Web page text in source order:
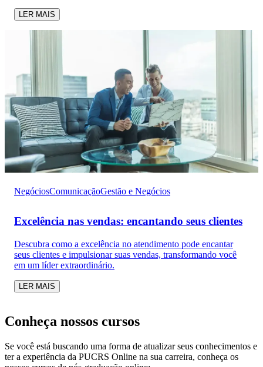
LER MAIS
NegóciosComunicaçãoGestão e Negócios
Excelência nas vendas: encantando seus clientes
Descubra como a excelência no atendimento pode encantar
seus clientes e impulsionar suas vendas, transformando você
em um líder extraordinário.
LER MAIS
Conheça nossos cursos
Se você está buscando uma forma de atualizar seus conhecimentos e
ter a experiência da PUCRS Online na sua carreira, conheça os